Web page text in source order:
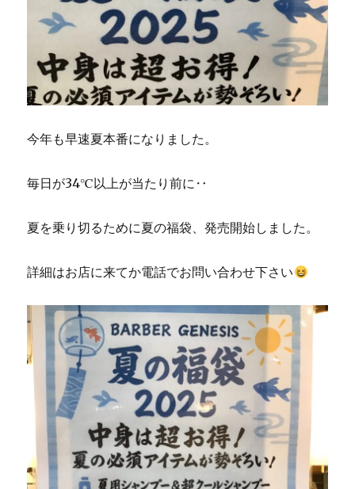
今年も早速夏本番になりました。
毎日が34℃以上が当たり前に‥
夏を乗り切るために夏の福袋、発売開始しました。
詳細はお店に来てか電話でお問い合わせ下さい